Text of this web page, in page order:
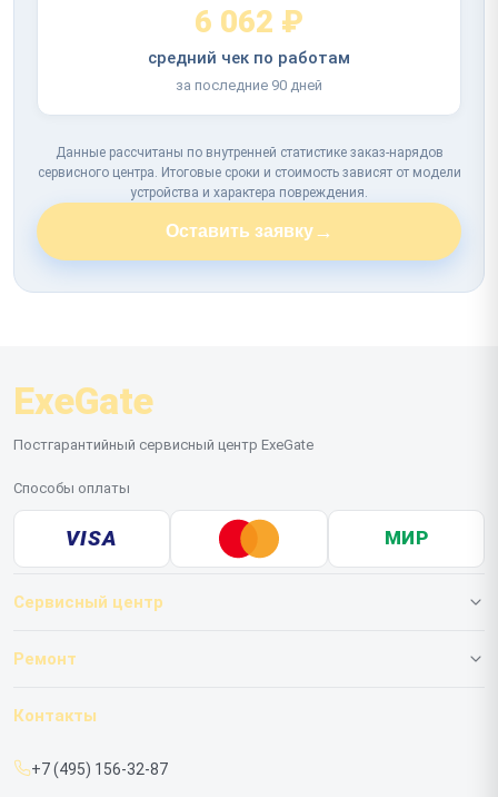
6 062 ₽
средний чек по работам
за последние 90 дней
Данные рассчитаны по внутренней статистике заказ-нарядов
сервисного центра. Итоговые сроки и стоимость зависят от модели
устройства и характера повреждения.
Оставить заявку→
ExeGate
Постгарантийный сервисный центр ExeGate
Способы оплаты
VISA МИР
Сервисный центр
О нашем сервисе
Срочный ремонт
Ремонт
ИБП
Контакты
+7 (495) 156-32-87